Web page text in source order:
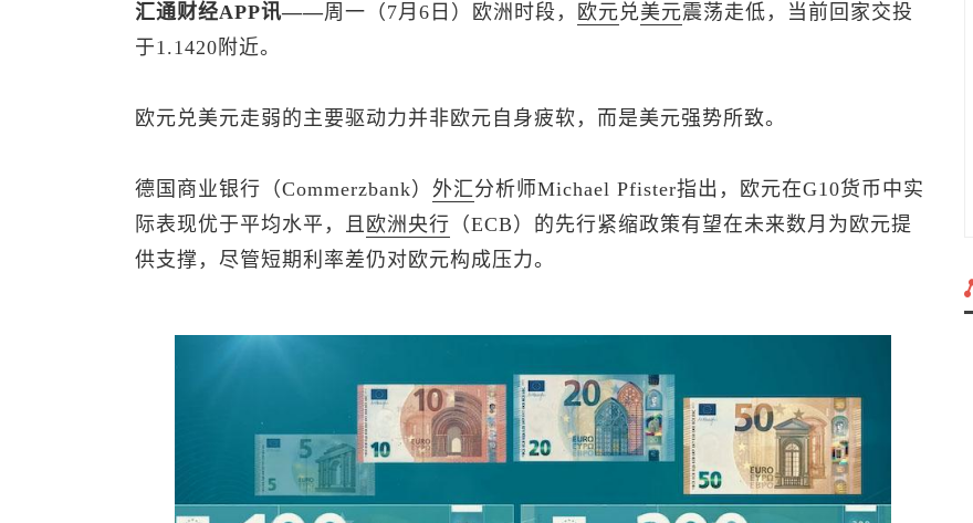
汇通财经APP讯——周一（7月6日）欧洲时段， 欧元兑美元震荡走低，当前回家交投
于1.1420附近。
欧元兑美元走弱的主要驱动力并非欧元自身疲软，而是美元强势所致。
德国商业银行（Commerzbank） 外汇分析师Michael Pfister指出，欧元在G10货币中实
际表现优于平均水平，且 欧洲央行 （ECB）的先行紧缩政策有望在未来数月为欧元提
供支撑，尽管短期利率差仍对欧元构成压力。